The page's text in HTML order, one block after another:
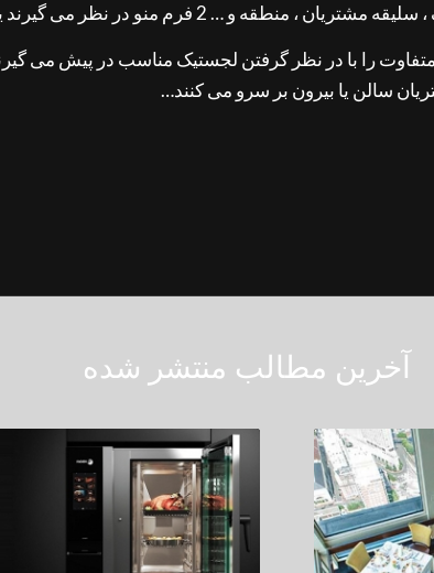
گیرند یکی برای سرو سالن دیگری برای دلیوری ؛
را با در نظر گرفتن لجستیک مناسب در پیش می
سالن یا بیرون بر سرو می کنند…
آخرین مطالب منتشر شده